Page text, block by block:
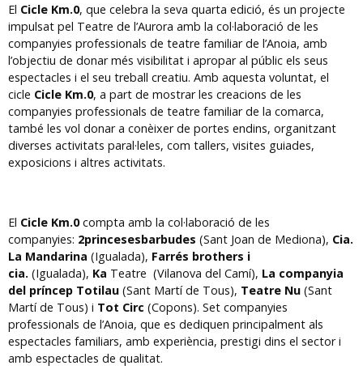
El Cicle Km.0, que celebra la seva quarta edició, és un projecte
impulsat pel Teatre de l’Aurora amb la col·laboració de les
companyies professionals de teatre familiar de l’Anoia, amb
l’objectiu de donar més visibilitat i apropar al públic els seus
espectacles i el seu treball creatiu. Amb aquesta voluntat, el
cicle Cicle Km.0, a part de mostrar les creacions de les
companyies professionals de teatre familiar de la comarca,
també les vol donar a conèixer de portes endins, organitzant
diverses activitats paral·leles, com tallers, visites guiades,
exposicions i altres activitats.
El Cicle Km.0compta amb la col·laboració de les
companyies: 2princesesbarbudes (Sant Joan de Mediona), Cia.
La Mandarina (Igualada), Farrés brothers i
cia. (Igualada), Ka Teatre (Vilanova del Camí), La companyia
del príncep Totilau (Sant Martí de Tous), Teatre Nu (Sant
Martí de Tous) i Tot Circ (Copons). Set companyies
professionals de l’Anoia, que es dediquen principalment als
espectacles familiars, amb experiència, prestigi dins el sector i
amb espectacles de qualitat.